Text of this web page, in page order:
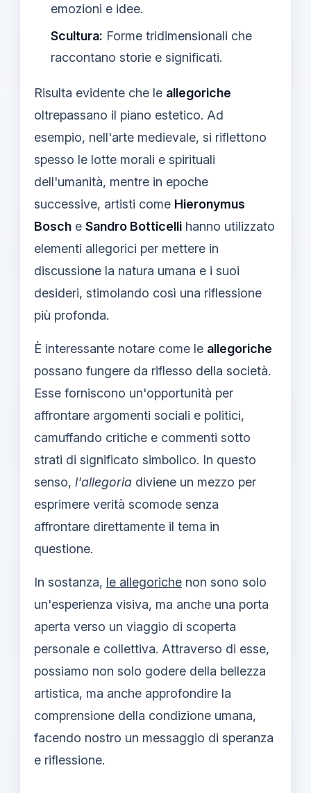
emozioni e idee.
Scultura: Forme tridimensionali che
raccontano storie e significati.
Risulta evidente che le allegoriche
oltrepassano il piano estetico. Ad
esempio, nell'arte medievale, si riflettono
spesso le lotte morali e spirituali
dell'umanità, mentre in epoche
successive, artisti come Hieronymus
Bosch e Sandro Botticelli hanno utilizzato
elementi allegorici per mettere in
discussione la natura umana e i suoi
desideri, stimolando così una riflessione
più profonda.
È interessante notare come le allegoriche
possano fungere da riflesso della società.
Esse forniscono un'opportunità per
affrontare argomenti sociali e politici,
camuffando critiche e commenti sotto
strati di significato simbolico. In questo
senso, l'allegoria diviene un mezzo per
esprimere verità scomode senza
affrontare direttamente il tema in
questione.
In sostanza, le allegoriche non sono solo
un'esperienza visiva, ma anche una porta
aperta verso un viaggio di scoperta
personale e collettiva. Attraverso di esse,
possiamo non solo godere della bellezza
artistica, ma anche approfondire la
comprensione della condizione umana,
facendo nostro un messaggio di speranza
e riflessione.